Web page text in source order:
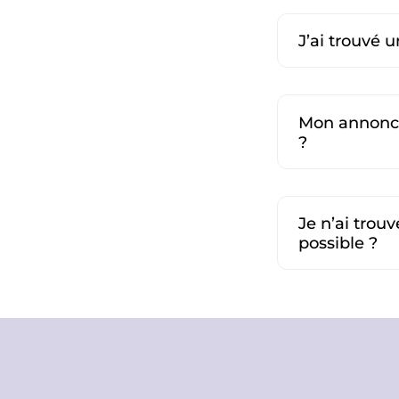
J’ai trouvé
Mon
?
Je n’ai
possible ?